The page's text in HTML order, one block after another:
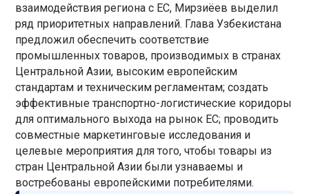
взаимодействия региона с ЕС, Мирзиёев выделил
ряд приоритетных направлений. Глава Узбекистана
предложил обеспечить соответствие
промышленных товаров, производимых в странах
Центральной Азии, высоким европейским
стандартам и техническим регламентам; создать
эффективные транспортно-логистические коридоры
для оптимального выхода на рынок ЕС; проводить
совместные маркетинговые исследования и
целевые мероприятия для того, чтобы товары из
стран Центральной Азии были узнаваемы и
востребованы европейскими потребителями.